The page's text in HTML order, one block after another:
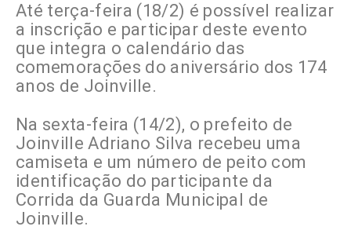
Até terça-feira (18/2) é possível realizar
a inscrição e participar deste evento
que integra o calendário das
comemorações do aniversário dos 174
anos de Joinville.
Na sexta-feira (14/2), o prefeito de
Joinville Adriano Silva recebeu uma
camiseta e um número de peito com
identificação do participante da
Corrida da Guarda Municipal de
Joinville.